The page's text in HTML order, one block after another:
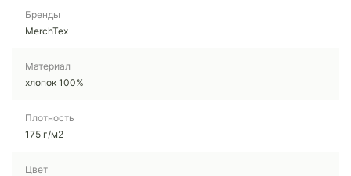
Бренды
MerchTex
Материал
хлопок 100%
Плотность
175 г/м2
Цвет